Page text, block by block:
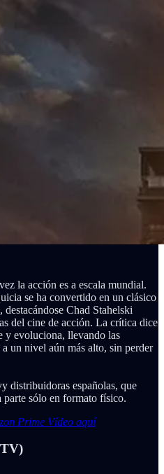
la acción es a escala mundial.
se ha convertido en un clásico
Chad Stahelski
del cine de acción. La crítica dice
y evoluciona, llevando las
un nivel aún más alto, sin perder
distribuidoras españolas, que
parte sólo en formato físico.
Prime Vídeo aquí